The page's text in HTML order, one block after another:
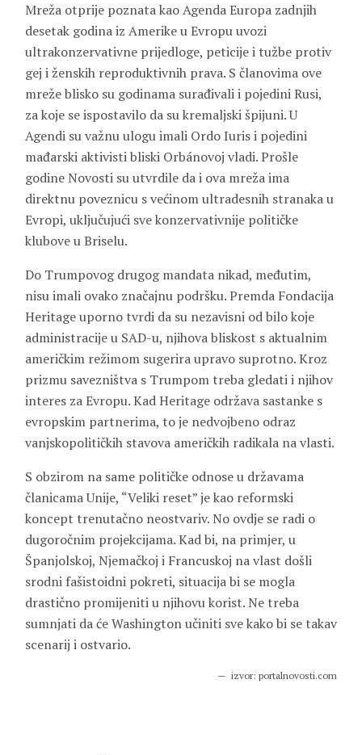
Mreža otprije poznata kao Agenda Europa zadnjih
desetak godina iz Amerike u Evropu uvozi
ultrakonzervativne prijedloge, peticije i tužbe protiv
gej i ženskih reproduktivnih prava. S članovima ove
mreže blisko su godinama surađivali i pojedini Rusi,
za koje se ispostavilo da su kremaljski špijuni. U
Agendi su važnu ulogu imali Ordo Iuris i pojedini
mađarski aktivisti bliski Orbánovoj vladi. Prošle
godine Novosti su utvrdile da i ova mreža ima
direktnu poveznicu s većinom ultradesnih stranaka u
Evropi, uključujući sve konzervativnije političke
klubove u Briselu.
Do Trumpovog drugog mandata nikad, međutim,
nisu imali ovako značajnu podršku. Premda Fondacija
Heritage uporno tvrdi da su nezavisni od bilo koje
administracije u SAD-u, njihova bliskost s aktualnim
američkim režimom sugerira upravo suprotno. Kroz
prizmu savezništva s Trumpom treba gledati i njihov
interes za Evropu. Kad Heritage održava sastanke s
evropskim partnerima, to je nedvojbeno odraz
vanjskopolitičkih stavova američkih radikala na vlasti.
S obzirom na same političke odnose u državama
članicama Unije, “Veliki reset” je kao reformski
koncept trenutačno neostvariv. No ovdje se radi o
dugoročnim projekcijama. Kad bi, na primjer, u
Španjolskoj, Njemačkoj i Francuskoj na vlast došli
srodni fašistoidni pokreti, situacija bi se mogla
drastično promijeniti u njihovu korist. Ne treba
sumnjati da će Washington učiniti sve kako bi se takav
scenarij i ostvario.
izvor: portalnovosti.com